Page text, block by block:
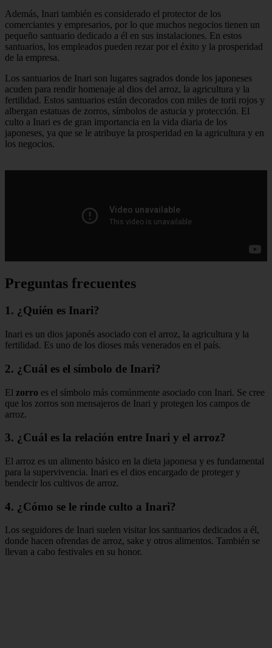
Además, Inari también es considerado el protector de los
comerciantes y empresarios, por lo que muchos negocios tienen un
pequeño santuario dedicado a él en sus instalaciones. En estos
santuarios, los empleados pueden rezar por el éxito y la prosperidad
de la empresa.
Los santuarios de Inari son lugares sagrados donde los japoneses
acuden para rendir homenaje al dios del arroz, la agricultura y la
fertilidad. Estos santuarios están decorados con miles de torii rojos y
albergan estatuas de zorros, símbolos de astucia y protección. El
culto a Inari es de gran importancia en la vida diaria de los
japoneses, ya que se le atribuye la prosperidad en la agricultura y en
los negocios.
Preguntas frecuentes
1. ¿Quién es Inari?
Inari es un dios japonés asociado con el arroz, la agricultura y la
fertilidad. Es uno de los dioses más venerados en el país.
2. ¿Cuál es el símbolo de Inari?
El zorro es el símbolo más comúnmente asociado con Inari. Se cree
que los zorros son mensajeros de Inari y protegen los campos de
arroz.
3. ¿Cuál es la relación entre Inari y el arroz?
El arroz es un alimento básico en la dieta japonesa y es fundamental
para la supervivencia. Inari es el dios encargado de proteger y
bendecir los cultivos de arroz.
4. ¿Cómo se le rinde culto a Inari?
Los seguidores de Inari suelen visitar los santuarios dedicados a él,
donde hacen ofrendas de arroz, sake y otros alimentos. También se
llevan a cabo festivales en su honor.